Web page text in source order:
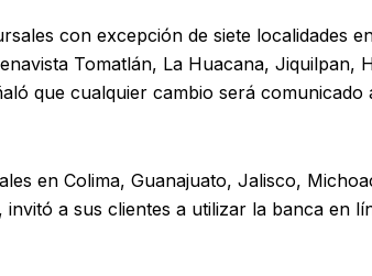
con excepción de siete localidades
Tomatlán, La Huacana, Jiquilpan,
que cualquier cambio será comunicado
en Colima, Guanajuato, Jalisco,
a sus clientes a utilizar la banca en